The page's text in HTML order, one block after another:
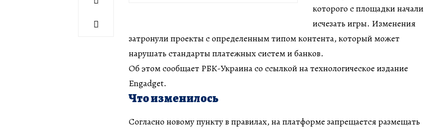
которого с площадки начали
исчезать игры. Изменения
затронули проекты с определенным типом контента, который может
нарушать стандарты платежных систем и банков.
Об этом сообщает РБК-Украина со ссылкой на технологическое издание
Engadget.
Что изменилось
Согласно новому пункту в правилах, на платформе запрещается размещать